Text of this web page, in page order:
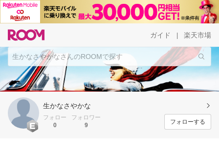
ガイド 楽天市場
生かなさやかな
フォロー
0
フォロワー
9
フォローする